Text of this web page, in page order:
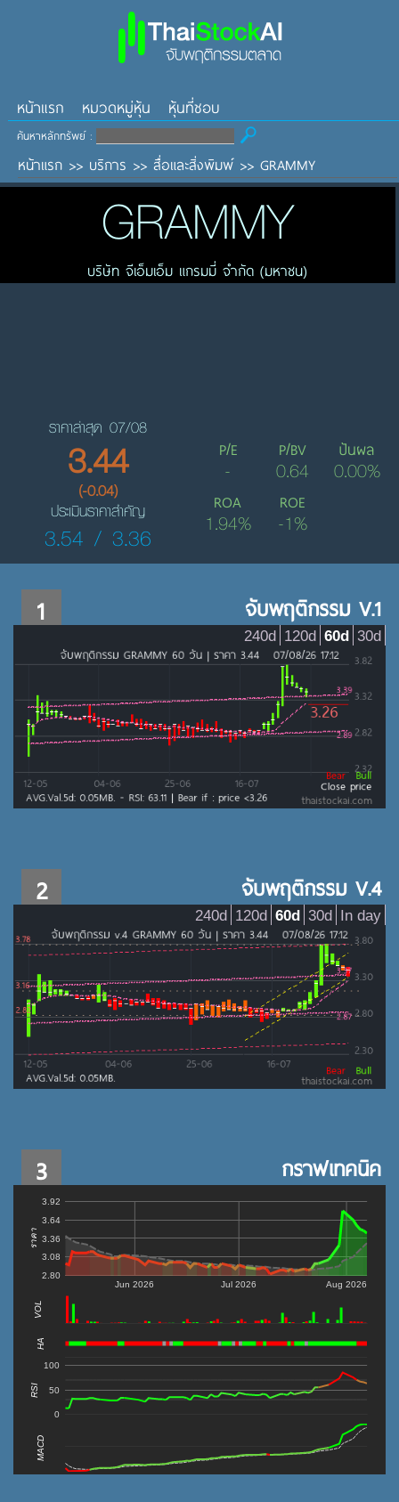
หน้าแรก หมวดหมู่หุ้น หุ้นที่ชอบ
ค้นหาหลักทรัพย์ :
หน้าแรก >> บริการ >> สื่อและสิ่งพิมพ์>> GRAMMY
GRAMMY
บริษัท จีเอ็มเอ็ม แกรมมี่ จำกัด (มหาชน)
ราคาล่าสุด 07/08
3.44
(-0.04)
ประเมินราคาสำคัญ
3.54 / 3.36
P/E
-
P/BV
0.64
ปันผล
0.00%
ROA
1.94%
ROE
-1%
1 จับพฤติกรรม V.1
30d
60d
120d
240d
2 จับพฤติกรรม V.4
In day
30d
60d
120d
240d
3 กราฟเทคนิค
Jun 2026 Jul 2026 Aug 2026
2.80
3.08
3.36
3.64
3.92
ราคา
VOL
HA
0
50
100
RSI
MACD